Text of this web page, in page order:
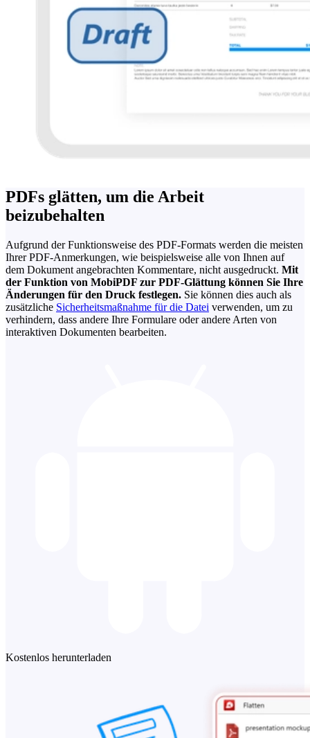
PDFs glätten, um die Arbeit
beizubehalten
Aufgrund der Funktionsweise des PDF-Formats werden die meisten
Ihrer PDF-Anmerkungen, wie beispielsweise alle von Ihnen auf
dem Dokument angebrachten Kommentare, nicht ausgedruckt. Mit
der Funktion von MobiPDF zur PDF-Glättung können Sie Ihre
Änderungen für den Druck festlegen. Sie können dies auch als
zusätzliche Sicherheitsmaßnahme für die Datei verwenden, um zu
verhindern, dass andere Ihre Formulare oder andere Arten von
interaktiven Dokumenten bearbeiten.
Kostenlos herunterladen